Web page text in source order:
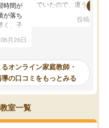
時間が
が落ち
く、子
な反
いして
。毎日
らない
くれる
月26日
でいたので、違うアプロ
で、当初は模試でD判定
自習室が毎日使えていつ
るのが心強かったよう
謝です。
投稿日：
オンライン家庭教師・
の口コミをもっとみる
室一覧